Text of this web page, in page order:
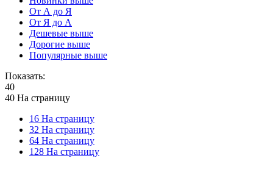
От А до Я
От Я до А
Дешевые выше
Дорогие выше
Популярные выше
Показать:
40
40 На страницу
16 На страницу
32 На страницу
64 На страницу
128 На страницу